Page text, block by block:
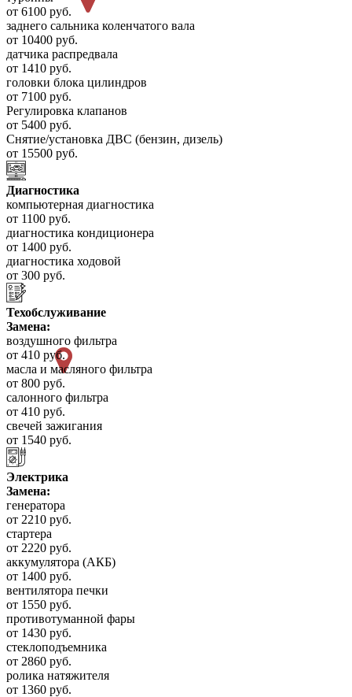
от 6100 руб.
заднего сальника коленчатого вала
от 10400 руб.
датчика распредвала
от 1410 руб.
головки блока цилиндров
от 7100 руб.
Регулировка клапанов
от 5400 руб.
Снятие/установка ДВС (бензин, дизель)
от 15500 руб.
Диагностика
компьютерная диагностика
от 1100 руб.
диагностика кондиционера
от 1400 руб.
диагностика ходовой
от 300 руб.
Техобслуживание
Замена:
воздушного фильтра
от 410 руб.
масла и масляного фильтра
от 800 руб.
салонного фильтра
от 410 руб.
свечей зажигания
от 1540 руб.
Электрика
Замена:
генератора
от 2210 руб.
стартера
от 2220 руб.
аккумулятора (АКБ)
от 1400 руб.
вентилятора печки
от 1550 руб.
противотуманной фары
от 1430 руб.
стеклоподъемника
от 2860 руб.
ролика натяжителя
от 1360 руб.